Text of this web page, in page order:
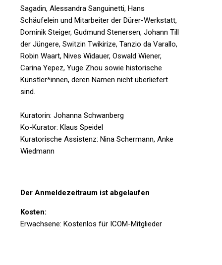
Sagadin, Alessandra Sanguinetti, Hans
Schäufelein und Mitarbeiter der Dürer-Werkstatt,
Dominik Steiger, Gudmund Stenersen, Johann Till
der Jüngere, Switzin Twikirize, Tanzio da Varallo,
Robin Waart, Nives Widauer, Oswald Wiener,
Carina Yepez, Yuge Zhou sowie historische
Künstler*innen, deren Namen nicht überliefert
sind.
Kuratorin: Johanna Schwanberg
Ko-Kurator: Klaus Speidel
Kuratorische Assistenz: Nina Schermann, Anke
Wiedmann
Der Anmeldezeitraum ist abgelaufen
Kosten:
Erwachsene: Kostenlos für ICOM-Mitglieder